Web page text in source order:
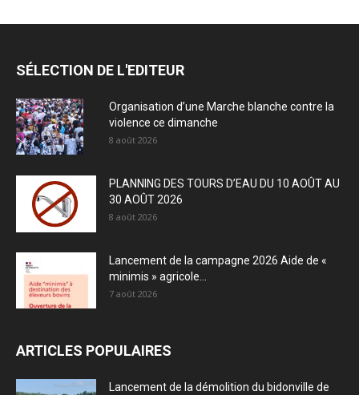
SÉLECTION DE L'EDITEUR
Organisation d’une Marche blanche contre la
violence ce dimanche
8 août 2026
PLANNING DES TOURS D’EAU DU 10 AOÛT AU
30 AOÛT 2026
8 août 2026
Lancement de la campagne 2026 Aide de «
minimis » agricole...
7 août 2026
ARTICLES POPULAIRES
Lancement de la démolition du bidonville de